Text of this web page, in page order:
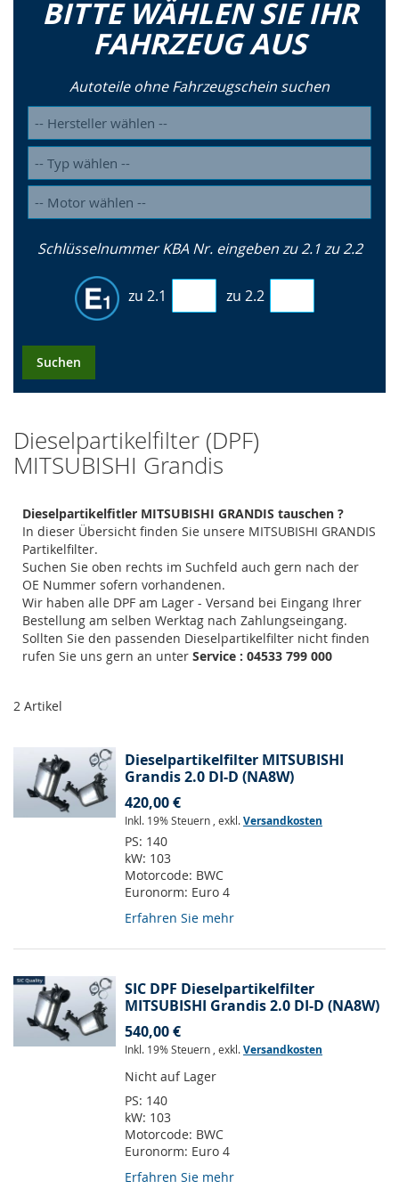
BITTE WÄHLEN SIE IHR
FAHRZEUG AUS
Autoteile ohne Fahrzeugschein suchen
Schlüsselnummer KBA Nr. eingeben zu 2.1 zu 2.2
zu 2.1 zu 2.2
Suchen
Dieselpartikelfilter (DPF)
MITSUBISHI Grandis
Dieselpartikelfitler MITSUBISHI GRANDIS tauschen ?
In dieser Übersicht finden Sie unsere MITSUBISHI GRANDIS
Partikelfilter.
Suchen Sie oben rechts im Suchfeld auch gern nach der
OE Nummer sofern vorhandenen.
Wir haben alle DPF am Lager - Versand bei Eingang Ihrer
Bestellung am selben Werktag nach Zahlungseingang.
Sollten Sie den passenden Dieselpartikelfilter nicht finden
rufen Sie uns gern an unter Service : 04533 799 000
2 Artikel
Dieselpartikelfilter MITSUBISHI
Grandis 2.0 DI-D (NA8W)
420,00 €
Inkl. 19% Steuern , exkl.Versandkosten
PS: 140
kW: 103
Motorcode: BWC
Euronorm: Euro 4
Erfahren Sie mehr
SIC DPF Dieselpartikelfilter
MITSUBISHI Grandis 2.0 DI-D (NA8W)
540,00 €
Inkl. 19% Steuern , exkl.Versandkosten
Nicht auf Lager
PS: 140
kW: 103
Motorcode: BWC
Euronorm: Euro 4
Erfahren Sie mehr